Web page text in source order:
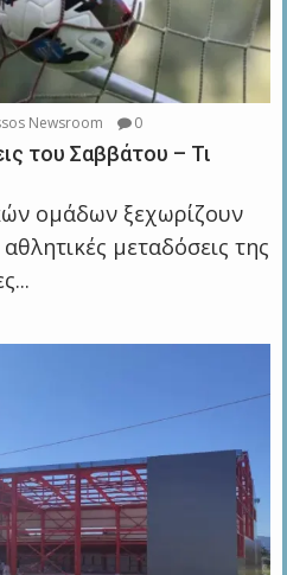
Newsroom 0
του Σαββάτου – Τι
ομάδων ξεχωρίζουν
μεταδόσεις της